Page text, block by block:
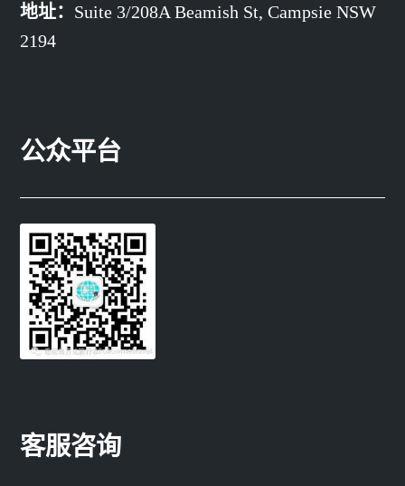
地址： Suite 3/208A Beamish St,Campsie NSW
2194
公众平台
客服咨询